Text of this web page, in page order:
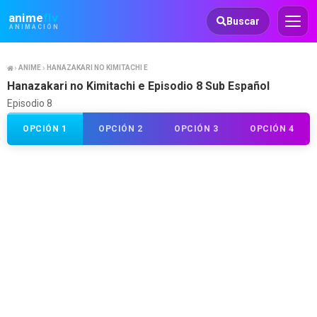
animeflv
ANIMACIÓN
Animeflv Buscar
ANIME HANAZAKARI NO KIMITACHI E
Hanazakari no Kimitachi e Episodio 8 Sub Español
Episodio 8
OPCIÓN 1 OPCIÓN 2 OPCIÓN 3 OPCIÓN 4